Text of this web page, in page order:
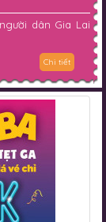
dân Gia Lai
Chi tiết